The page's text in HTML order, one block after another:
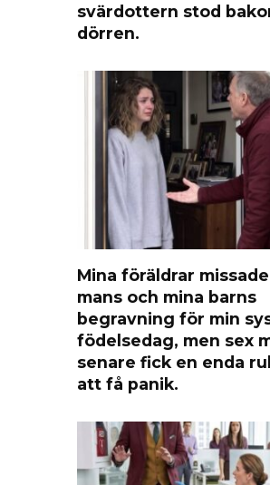
svärdottern stod
dörren.
Mina föräldrar
mans och mina barns
begravning för min
födelsedag, men sex
senare fick en enda
att få panik.